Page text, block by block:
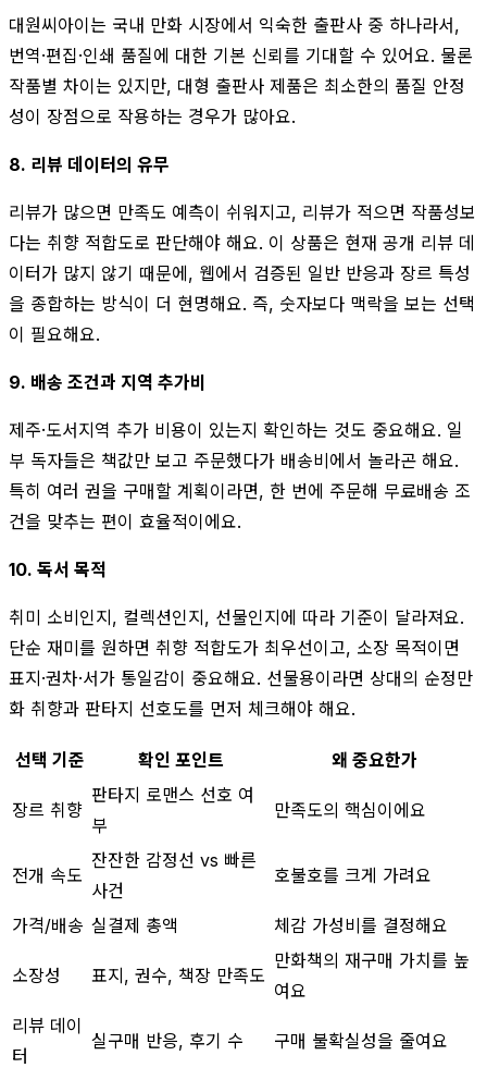
대원씨아이는 국내 만화 시장에서 익숙한 출판사 중 하나라서,
번역·편집·인쇄 품질에 대한 기본 신뢰를 기대할 수 있어요. 물론
작품별 차이는 있지만, 대형 출판사 제품은 최소한의 품질 안정
성이 장점으로 작용하는 경우가 많아요.
8. 리뷰 데이터의 유무
리뷰가 많으면 만족도 예측이 쉬워지고, 리뷰가 적으면 작품성보
다는 취향 적합도로 판단해야 해요. 이 상품은 현재 공개 리뷰 데
이터가 많지 않기 때문에, 웹에서 검증된 일반 반응과 장르 특성
을 종합하는 방식이 더 현명해요. 즉, 숫자보다 맥락을 보는 선택
이 필요해요.
9. 배송 조건과 지역 추가비
제주·도서지역 추가 비용이 있는지 확인하는 것도 중요해요. 일
부 독자들은 책값만 보고 주문했다가 배송비에서 놀라곤 해요.
특히 여러 권을 구매할 계획이라면, 한 번에 주문해 무료배송 조
건을 맞추는 편이 효율적이에요.
10. 독서 목적
취미 소비인지, 컬렉션인지, 선물인지에 따라 기준이 달라져요.
단순 재미를 원하면 취향 적합도가 최우선이고, 소장 목적이면
표지·권차·서가 통일감이 중요해요. 선물용이라면 상대의 순정만
화 취향과 판타지 선호도를 먼저 체크해야 해요.
선택 기준 확인 포인트 왜 중요한가
장르 취향
판타지 로맨스 선호 여
부
만족도의 핵심이에요
전개 속도
잔잔한 감정선 vs 빠른
사건
호불호를 크게 가려요
가격/배송 실결제 총액 체감 가성비를 결정해요
소장성 표지, 권수, 책장 만족도
만화책의 재구매 가치를 높
여요
리뷰 데이
터
실구매 반응, 후기 수 구매 불확실성을 줄여요